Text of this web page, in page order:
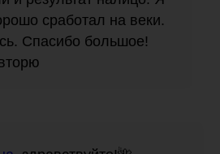
сработал на веки.
Спасибо большое!